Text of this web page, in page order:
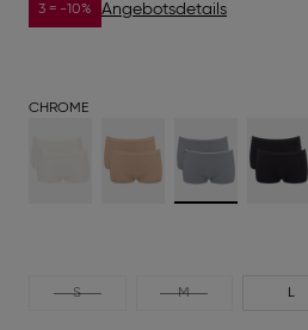
3 = -10% Angebotsdetails
CHROME
S M L